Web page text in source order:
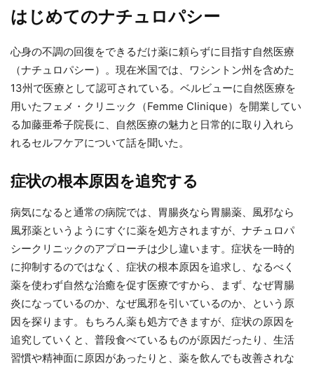
はじめてのナチュロパシー
心身の不調の回復をできるだけ薬に頼らずに目指す自然医療
（ナチュロパシー）。現在米国では、ワシントン州を含めた
13州で医療として認可されている。ベルビューに自然医療を
用いたフェメ・クリニック（Femme Clinique）を開業してい
る加藤亜希子院長に、自然医療の魅力と日常的に取り入れら
れるセルフケアについて話を聞いた。
症状の根本原因を追究する
病気になると通常の病院では、胃腸炎なら胃腸薬、風邪なら
風邪薬というようにすぐに薬を処方されますが、ナチュロパ
シークリニックのアプローチは少し違います。症状を一時的
に抑制するのではなく、症状の根本原因を追求し、なるべく
薬を使わず自然な治癒を促す医療ですから、まず、なぜ胃腸
炎になっているのか、なぜ風邪を引いているのか、という原
因を探ります。もちろん薬も処方できますが、症状の原因を
追究していくと、普段食べているものが原因だったり、生活
習慣や精神面に原因があったりと、薬を飲んでも改善されな